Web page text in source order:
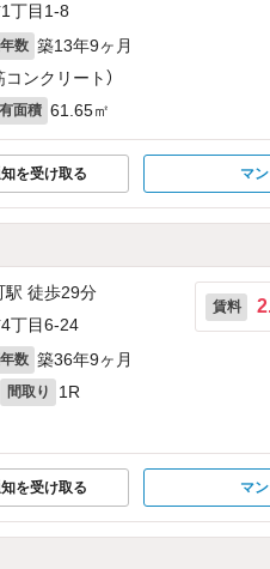
丁目1-8
数 築13年9ヶ月
コンクリート）
面積 61.65㎡
を受け取る マ
駅 徒歩29分
丁目6-24
数 築36年9ヶ月
間取り 1R
賃料
を受け取る マ